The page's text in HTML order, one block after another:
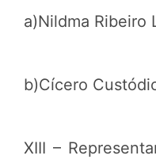
a)Nildma Ribeiro
b)Cícero
XIII –